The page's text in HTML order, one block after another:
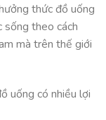
thức đồ uống
sống theo cách
mà trên thế giới
uống có nhiều lợi